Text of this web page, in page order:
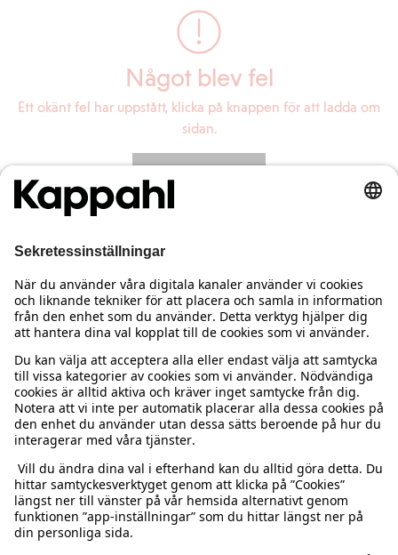
Något blev fel
Ett okänt fel har uppstått, klicka på knappen för att ladda om
sidan.